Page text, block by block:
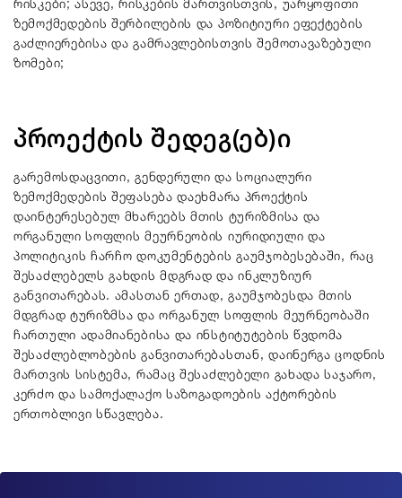
რისკები; ასევე, რისკების მართვისთვის, უარყოფითი
ზემოქმედების შერბილების და პოზიტიური ეფექტების
გაძლიერებისა და გამრავლებისთვის შემოთავაზებული
ზომები;
პროექტის შედეგ(ებ)ი
გარემოსდაცვითი, გენდერული და სოციალური
ზემოქმედების შეფასება დაეხმარა პროექტის
დაინტერესებულ მხარეებს მთის ტურიზმისა და
ორგანული სოფლის მეურნეობის იურიდიული და
პოლიტიკის ჩარჩო დოკუმენტების გაუმჯობესებაში, რაც
შესაძლებელს გახდის მდგრად და ინკლუზიურ
განვითარებას. ამასთან ერთად, გაუმჯობესდა მთის
მდგრად ტურიზმსა და ორგანულ სოფლის მეურნეობაში
ჩართული ადამიანებისა და ინსტიტუტების წვდომა
შესაძლებლობების განვითარებასთან, დაინერგა ცოდნის
მართვის სისტემა, რამაც შესაძლებელი გახადა საჯარო,
კერძო და სამოქალაქო საზოგადოების აქტორების
ერთობლივი სწავლება.